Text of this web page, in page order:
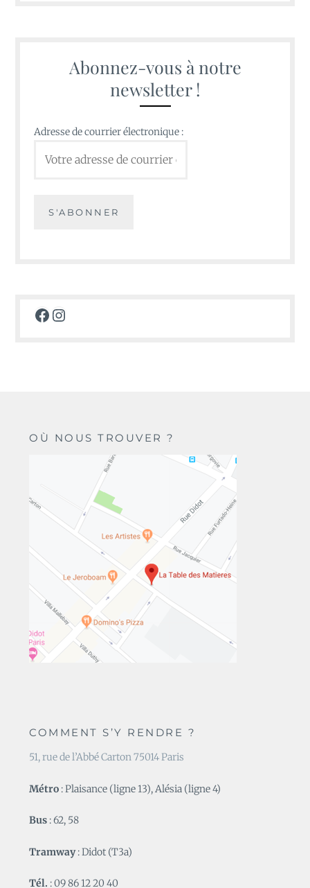
Abonnez-vous à notre
newsletter !
Adresse de courrier électronique :
Facebook
Instagram
OÙ NOUS TROUVER ?
COMMENT S’Y RENDRE ?
51, rue de l’Abbé Carton 75014 Paris
Métro : Plaisance (ligne 13), Alésia (ligne 4)
Bus : 62, 58
Tramway: Didot (T3a)
Tél. : 09 86 12 20 40